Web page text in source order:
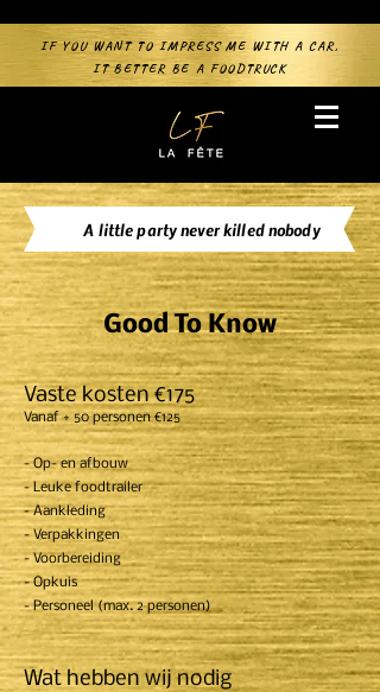
IF YOU WANT TO IMPRESS ME WITH A CAR,
IT BETTER BE A FOODTRUCK
A little party never killed nobody
Good To Know
Vaste kosten €175
Vanaf + 50 personen €125
- Op- en afbouw
- Leuke foodtrailer
- Aankleding
- Verpakkingen
- Voorbereiding
- Opkuis
- Personeel (max. 2 personen)
Wat hebben wij nodig